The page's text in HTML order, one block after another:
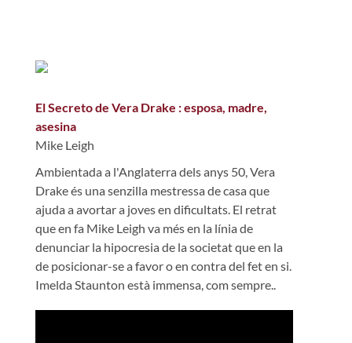
El Secreto de Vera Drake : esposa, madre,
asesina
Mike Leigh
Ambientada a l'Anglaterra dels anys 50, Vera
Drake és una senzilla mestressa de casa que
ajuda a avortar a joves en dificultats. El retrat
que en fa Mike Leigh va més en la línia de
denunciar la hipocresia de la societat que en la
de posicionar-se a favor o en contra del fet en si.
Imelda Staunton està immensa, com sempre..